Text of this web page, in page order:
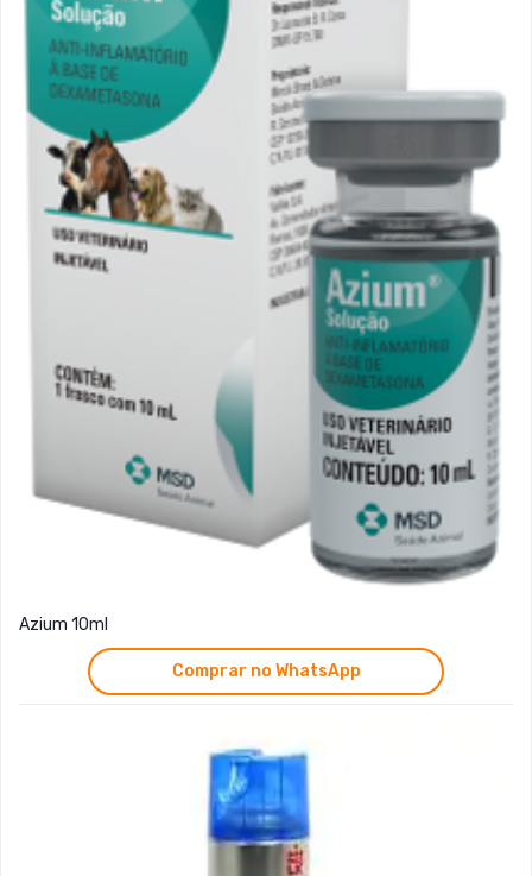
Azium 10ml
Comprar no WhatsApp